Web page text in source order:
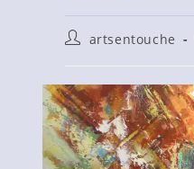
Auteur/autrice
publication :
artsentouche